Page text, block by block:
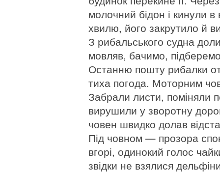
молочний бідон і кинули в
хвилю, його закрутило й
З рибальського судна
мовляв, бачимо,
Останню пошту рибалки
тиха погода. Моторним
Забрали листи, поміняли
вирушили у зворотну
човен швидко долав
Під човном — прозора
вгорі, одинокий голос
звідки не взялися